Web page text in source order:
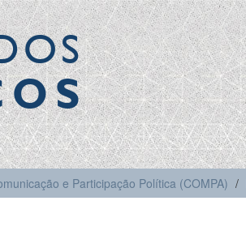
e Participação Política (COMPA)